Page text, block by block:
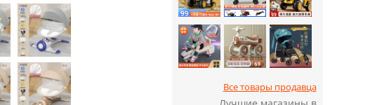
Все товары продавца